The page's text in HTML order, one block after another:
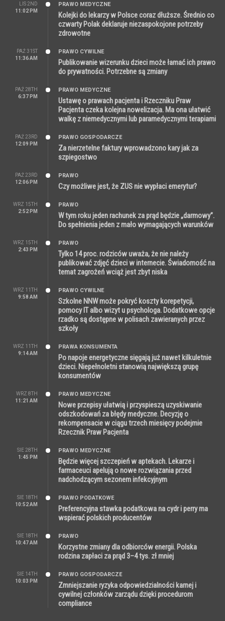
LIS 2ND
11:02 PM
PRAWO MEDYCZNE
Kolejki do lekarzy w Polsce coraz dłuższe. Średnio co
czwarty Polak deklaruje niezaspokojone potrzeby
zdrowotne
PAŹ 31ST
11:36 AM
PRAWO CYWILNE
Publikowanie wizerunku dzieci może łamać ich prawo
do prywatności. Potrzebne są zmiany
PAŹ 28TH
6:37 PM
PRAWO MEDYCZNE
Ustawę o prawach pacjenta i Rzeczniku Praw
Pacjenta czeka kolejna nowelizacja. Ma ona ułatwić
walkę z niemedycznymi lub paramedycznymi terapiami
PAŹ 23RD
12:09 PM
PRAWO GOSPODARCZE
Za nierzetelne faktury wprowadzono kary jak za
szpiegostwo
PAŹ 23RD
12:06 PM
PRAWO
Czy możliwe jest, że ZUS nie wypłaci emerytur?
WRZ 15TH
2:52 PM
PRAWO
W tym roku jeden rachunek za prąd będzie „darmowy”.
Do spełnienia jeden z mało wymagających warunków
WRZ 15TH
2:43 PM
PRAWO
Tylko 14 proc. rodziców uważa, że nie należy
publikować zdjęć dzieci w internecie. Świadomość na
temat zagrożeń wciąż jest zbyt niska
WRZ 11TH
9:58 AM
PRAWO CYWILNE
Szkolne NNW może pokryć koszty korepetycji,
pomocy IT albo wizyt u psychologa. Dodatkowe opcje
rzadko są dostępne w polisach zawieranych przez
szkoły
WRZ 11TH
9:14 AM
PRAWA KONSUMENTA
Po napoje energetyczne sięgają już nawet kilkuletnie
dzieci. Niepełnoletni stanowią największą grupę
konsumentów
WRZ 8TH
11:21 AM
PRAWO MEDYCZNE
Nowe przepisy ułatwią i przyspieszą uzyskiwanie
odszkodowań za błędy medyczne. Decyzję o
rekompensacie w ciągu trzech miesięcy podejmie
Rzecznik Praw Pacjenta
SIE 28TH
1:45 PM
PRAWO MEDYCZNE
Będzie więcej szczepień w aptekach. Lekarze i
farmaceuci apelują o nowe rozwiązania przed
nadchodzącym sezonem infekcyjnym
SIE 18TH
10:52 AM
PRAWO PODATKOWE
Preferencyjna stawka podatkowa na cydr i perry ma
wspierać polskich producentów
SIE 18TH
10:47 AM
PRAWO
Korzystne zmiany dla odbiorców energii. Polska
rodzina zapłaci za prąd 3–4 tys. zł mniej
SIE 14TH
10:03 PM
PRAWO GOSPODARCZE
Zmniejszanie ryzyka odpowiedzialności karnej i
cywilnej członków zarządu dzięki procedurom
compliance